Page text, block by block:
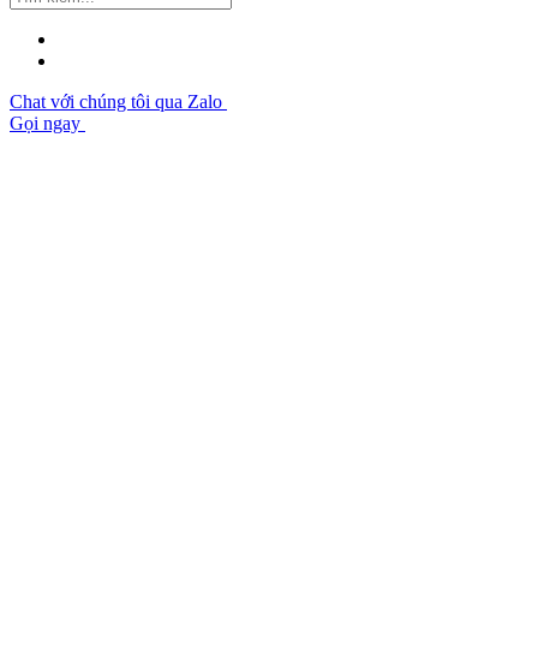
Chat với chúng tôi qua Zalo
Gọi ngay